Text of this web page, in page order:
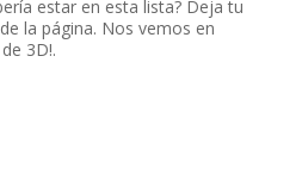
estar en esta lista? Deja tu
la página. Nos vemos en
3D!.